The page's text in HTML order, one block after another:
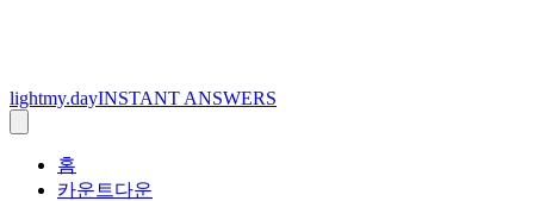
lightmy.dayINSTANT ANSWERS
홈
카운트다운